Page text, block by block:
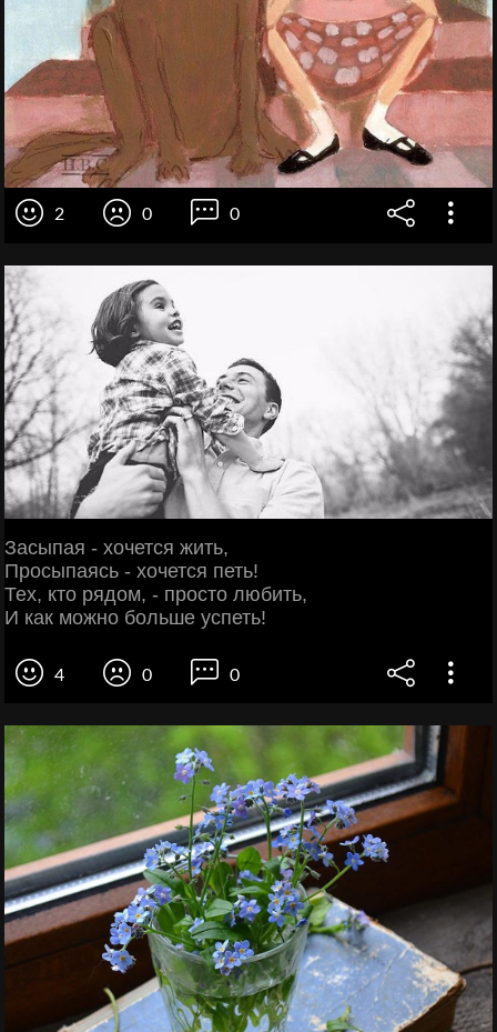
2 0 0
Засыпая - хочется жить,
Просыпаясь - хочется петь!
Тех, кто рядом, - просто любить,
И как можно больше успеть!
4 0 0